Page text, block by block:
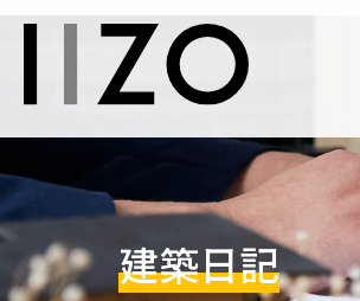
建築日記